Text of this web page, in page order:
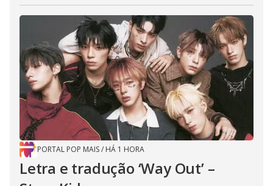
PORTAL POP MAIS/ HÁ 1 HORA
Letra e tradução ‘Way Out’ –